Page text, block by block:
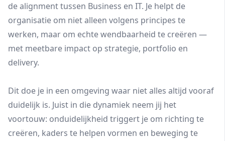
de alignment tussen Business en IT. Je helpt de
organisatie om niet alleen volgens principes te
werken, maar om echte wendbaarheid te creëren —
met meetbare impact op strategie, portfolio en
delivery.
Dit doe je in een omgeving waar niet alles altijd vooraf
duidelijk is. Juist in die dynamiek neem jij het
voortouw: onduidelijkheid triggert je om richting te
creëren, kaders te helpen vormen en beweging te